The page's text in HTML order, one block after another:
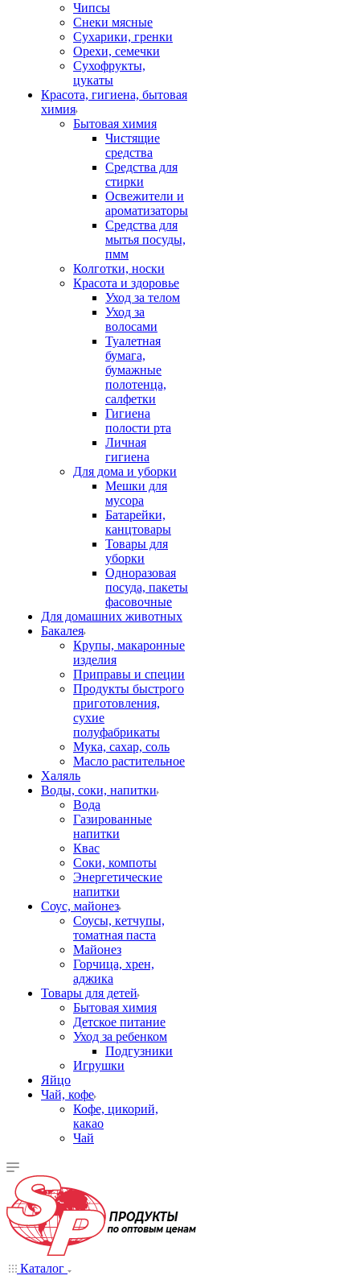
Чипсы
Снеки мясные
Сухарики, гренки
Орехи, семечки
Сухофрукты,
цукаты
Красота, гигиена, бытовая
химия
Бытовая химия
Чистящие
средства
Средства для
стирки
Освежители и
ароматизаторы
Средства для
мытья посуды,
пмм
Колготки, носки
Красота и здоровье
Уход за телом
Уход за
волосами
Туалетная
бумага,
бумажные
полотенца,
салфетки
Гигиена
полости рта
Личная
гигиена
Для дома и уборки
Мешки для
мусора
Батарейки,
канцтовары
Товары для
уборки
Одноразовая
посуда, пакеты
фасовочные
Для домашних животных
Бакалея
Крупы, макаронные
изделия
Приправы и специи
Продукты быстрого
приготовления,
сухие
полуфабрикаты
Мука, сахар, соль
Масло растительное
Халяль
Воды, соки, напитки
Вода
Газированные
напитки
Квас
Соки, компоты
Энергетические
напитки
Соус, майонез
Соусы, кетчупы,
томатная паста
Майонез
Горчица, хрен,
аджика
Товары для детей
Бытовая химия
Детское питание
Уход за ребенком
Подгузники
Игрушки
Яйцо
Чай, кофе
Кофе, цикорий,
какао
Чай
Каталог